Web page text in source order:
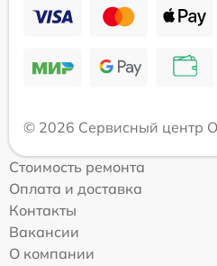
© 2026 Сервисный центр
Стоимость ремонта
Оплата и доставка
Контакты
Вакансии
О компании